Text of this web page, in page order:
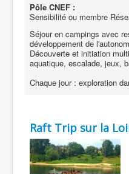
Pôle CNEF :
Sensibilité ou membre
Séjour en campings avec
développement de
Découverte et initiation
aquatique, escalade, jeux,
Chaque jour : exploration
Raft Trip sur la